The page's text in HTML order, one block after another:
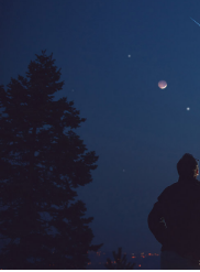
День собирания
метеорного
можно наблюдать в
смотреть на
город — в
загрязнения и где
наблюдать за
ЕДА ПРАЗДНИКИ
СЛАДОСТИ